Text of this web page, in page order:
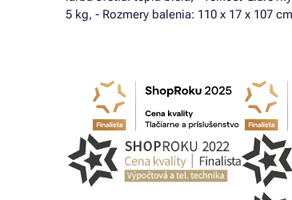
5 kg, - Rozmery balenia: 110 x 17 x 107 cm